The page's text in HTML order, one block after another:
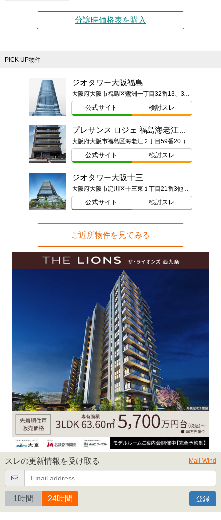
分譲時価格表を購入
PICK UP物件
ジオタワー大阪福島
大阪府大阪市福島区鷺洲一丁目32番13、32番12、32番19、34番2、50番、51番1、53番1（地番）
公式サイト 検討スレ
プレサンス ロジェ 福島海老江シティパークス
大阪府大阪市福島区海老江２丁目59番20（地番）
公式サイト 検討スレ
ジオタワー大阪十三
大阪府大阪市淀川区十三東１丁目21番3他（地番）ほか
公式サイト 検討スレ
ご近所物件を見てみる
スレの更新情報を受け取る Mail-Wind
1時間 24時間 登録